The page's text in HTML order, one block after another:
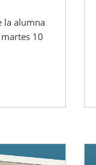
la alumna
10